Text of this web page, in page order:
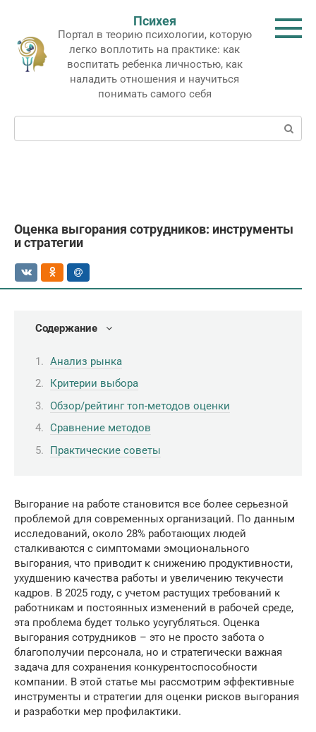
контенту
Психея
Портал в теорию психологии, которую
легко воплотить на практике: как
воспитать ребенка личностью, как
наладить отношения и научиться
понимать самого себя
Поиск:
Оценка выгорания сотрудников: инструменты
и стратегии
Содержание
Анализ рынка
Критерии выбора
Обзор/рейтинг топ-методов оценки
Сравнение методов
Практические советы
Выгорание на работе становится все более серьезной
проблемой для современных организаций. По данным
исследований, около 28% работающих людей
сталкиваются с симптомами эмоционального
выгорания, что приводит к снижению продуктивности,
ухудшению качества работы и увеличению текучести
кадров. В 2025 году, с учетом растущих требований к
работникам и постоянных изменений в рабочей среде,
эта проблема будет только усугубляться. Оценка
выгорания сотрудников – это не просто забота о
благополучии персонала, но и стратегически важная
задача для сохранения конкурентоспособности
компании. В этой статье мы рассмотрим эффективные
инструменты и стратегии для оценки рисков выгорания
и разработки мер профилактики.